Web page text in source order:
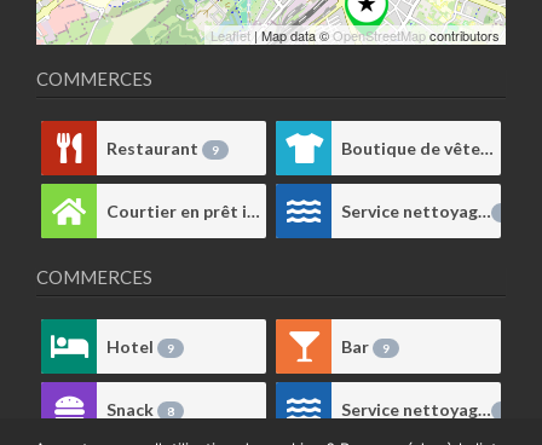
Leaflet | Map data ©OpenStreetMapcontributors
COMMERCES
Restaurant 9 Boutique de vêtements
Courtier en prêt immobilier 1 Service nettoyage
COMMERCES
Hotel 9 Bar 9
Snack 8 Service nettoyage